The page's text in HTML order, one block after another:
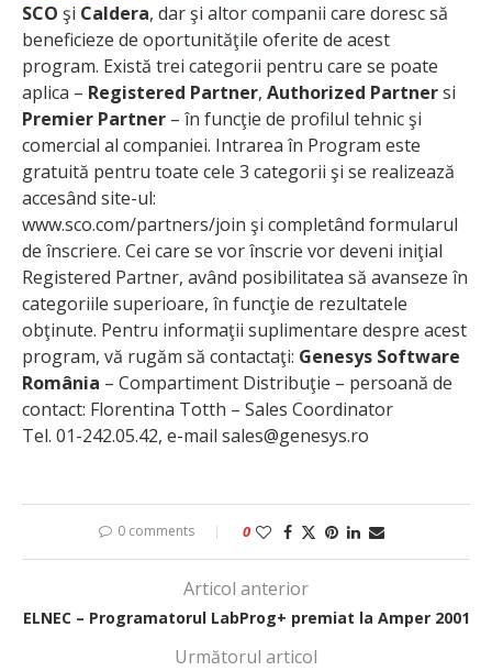
SCO şi Caldera, dar şi altor companii care doresc să
beneficieze de oportunităţile oferite de acest
program. Există trei categorii pentru care se poate
aplica – Registered Partner, Authorized Partnersi
Premier Partner – în funcţie de profilul tehnic şi
comercial al companiei. Intrarea în Program este
gratuită pentru toate cele 3 categorii şi se realizează
accesând site-ul:
www.sco.com/partners/join şi completând formularul
de înscriere. Cei care se vor înscrie vor deveni iniţial
Registered Partner, având posibilitatea să avanseze în
categoriile superioare, în funcţie de rezultatele
obţinute. Pentru informaţii suplimentare despre acest
program, vă rugăm să contactaţi: Genesys Software
România – Compartiment Distribuţie – persoană de
contact: Florentina Totth – Sales Coordinator
Tel. 01-242.05.42, e-mail sales@genesys.ro
0 comments 0
Articol anterior
ELNEC – Programatorul LabProg+ premiat la Amper 2001
Următorul articol